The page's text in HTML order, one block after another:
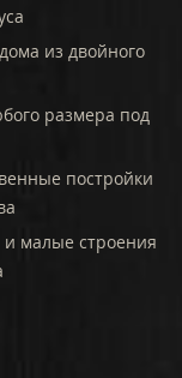
из двойного
размера под
постройки
и малые строения